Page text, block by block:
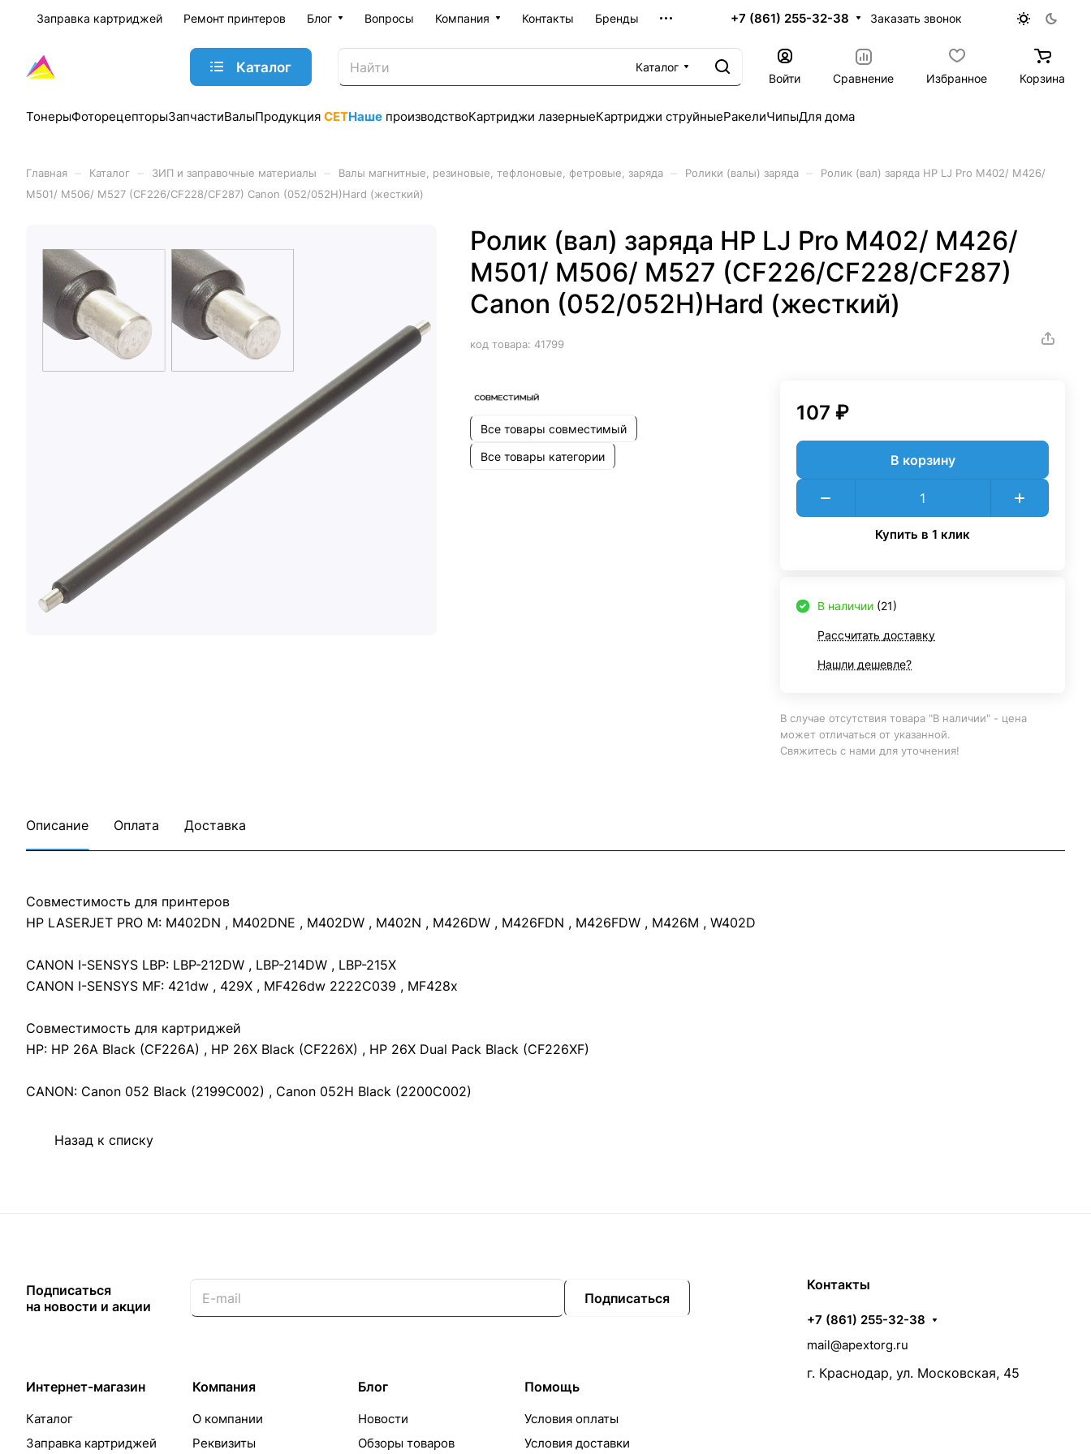
Заправка картриджей Ремонт принтеров Блог Вопросы Компания Контакты Бренды +7 (861) 255-32-38 Заказать звонок
Каталог
Каталог
Войти
Сравнение Избранное Корзина
ТонерыФоторецепторыЗапчастиВалыПродукция CETНаше производствоКартриджи лазерныеКартриджи струйныеРакелиЧипыДля дома
Главная Каталог ЗИП и заправочные материалы Валы магнитные, резиновые, тефлоновые, фетровые, заряда Ролики (валы) заряда
Ролик (вал) заряда HP LJ Pro M402/ M426/
M501/ M506/ M527 (CF226/CF228/CF287) Canon (052/052H)Hard (жесткий)
Ролик (вал) заряда HP LJ Pro M402/ M426/
M501/ M506/ M527 (CF226/CF228/CF287)
Canon (052/052H)Hard (жесткий)
код товара: 41799
Все товары совместимый
Все товары категории
107 ₽
В корзину
Купить в 1 клик
В наличии (21)
Рассчитать доставку
Нашли дешевле?
В случае отсутствия товара "В наличии" - цена
может отличаться от указанной.
Свяжитесь с нами для уточнения!
Описание Оплата Доставка
Совместимость для принтеров
HP LASERJET PRO M: M402DN , M402DNE , M402DW , M402N , M426DW , M426FDN , M426FDW , M426M , W402D
CANON I-SENSYS LBP: LBP-212DW , LBP-214DW , LBP-215X
CANON I-SENSYS MF: 421dw , 429X , MF426dw 2222C039 , MF428x
Совместимость для картриджей
HP: HP 26A Black (CF226A) , HP 26X Black (CF226X) , HP 26X Dual Pack Black (CF226XF)
CANON: Canon 052 Black (2199C002) , Canon 052H Black (2200C002)
Назад к списку
Подписаться
на новости и акции
Подписаться
Интернет-магазин
Каталог
Заправка картриджей
Компания
О компании
Реквизиты
Блог
Новости
Обзоры товаров
Помощь
Условия оплаты
Условия доставки
Контакты
+7 (861) 255-32-38
mail@apextorg.ru
г. Краснодар, ул. Московская, 45